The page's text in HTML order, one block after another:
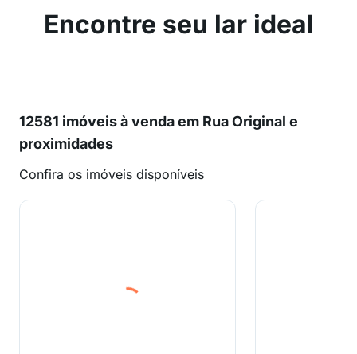
Encontre seu lar ideal
12581 imóveis à venda em Rua Original e
proximidades
Confira os imóveis disponíveis